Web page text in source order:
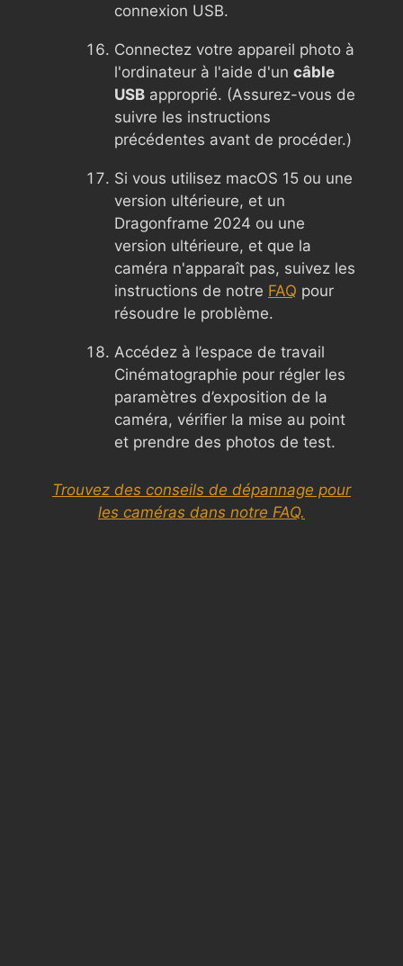
connexion USB.
Connectez votre appareil photo à
l'ordinateur à l'aide d'un câble
USB approprié. (Assurez-vous de
suivre les instructions
précédentes avant de procéder.)
Si vous utilisez macOS 15 ou une
version ultérieure, et un
Dragonframe 2024 ou une
version ultérieure, et que la
caméra n'apparaît pas, suivez les
instructions de notre FAQ pour
résoudre le problème.
Accédez à l’espace de travail
Cinématographie pour régler les
paramètres d’exposition de la
caméra, vérifier la mise au point
et prendre des photos de test.
Trouvez des conseils de dépannage pour
les caméras dans notre FAQ.